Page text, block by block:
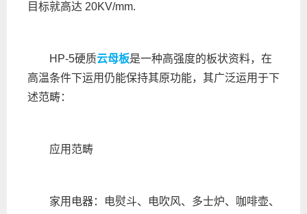
目标就高达 20KV/mm.
HP-5硬质云母板是一种高强度的板状资料，在
高温条件下运用仍能保持其原功能，其广泛运用于下
述范畴：
应用范畴
家用电器：电熨斗、电吹风、多士炉、咖啡壶、